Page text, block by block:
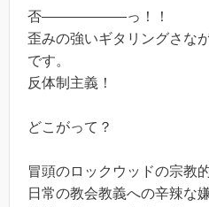
否――――――っ！！
歪みの強いギタリングさな
です。
反体制主義！
どこがって？
冒頭のロックウッドの宗教
日常の教会教義への辛辣な嫌